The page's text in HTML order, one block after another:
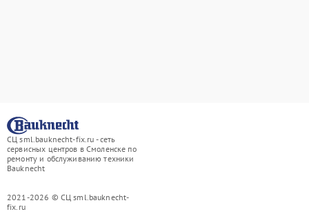
СЦ sml.bauknecht-fix.ru - сеть
сервисных центров в Смоленске по
ремонту и обслуживанию техники
Bauknecht
2021-2026 © СЦ sml.bauknecht-
fix.ru